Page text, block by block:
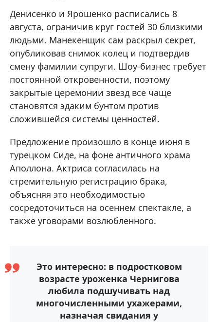
Денисенко и Ярошенко расписались 8
августа, ограничив круг гостей 30 близкими
людьми. Манекенщик сам раскрыл секрет,
опубликовав снимок колец и подтвердив
смену фамилии супруги. Шоу-бизнес требует
постоянной откровенности, поэтому
закрытые церемонии звезд все чаще
становятся эдаким бунтом против
сложившейся системы ценностей.
Предложение произошло в конце июня в
турецком Сиде, на фоне античного храма
Аполлона. Актриса согласилась на
стремительную регистрацию брака,
объясняя это необходимостью
сосредоточиться на осеннем спектакле, а
также уговорами возлюбленного.
Это интересно: в подростковом
возрасте уроженка Чернигова
любила подшучивать над
многочисленными ухажерами,
назначая свидания у